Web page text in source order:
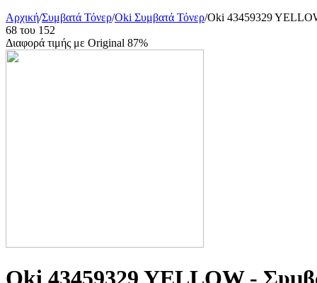
Αρχική/Συμβατά Τόνερ/Oki Συμβατά Τόνερ/Oki 43459329
68 του 152
Διαφορά τιμής με Original 87%